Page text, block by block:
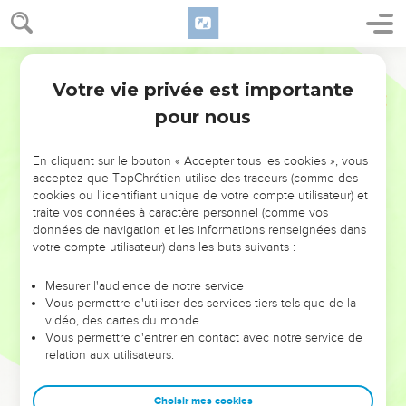
NE MANQUEZ PAS L’ÉVÉNEMENT
DE L’ANNÉE !
ET SI LEURS ERREURS POUVAIENT VOUS ÉVITER LES
VOTRES ?
leur foi ou leur vision. Mais on voit moins les doutes, les erreurs
et les saisons difficiles qu'ils ont traversés, alors même que ce
sont elles qui les ont façonnés.
Dans cette conférence, leaders, entrepreneurs, et responsables
clés pour avancer avec plus de sagesse afin que leurs erreurs
Votre vie privée est importante
pour nous
En cliquant sur le bouton « Accepter tous les cookies », vous
acceptez que TopChrétien utilise des traceurs (comme des
cookies ou l'identifiant unique de votre compte utilisateur) et
traite vos données à caractère personnel (comme vos
données de navigation et les informations renseignées dans
votre compte utilisateur) dans les buts suivants :
Mesurer l'audience de notre service
Vous permettre d'utiliser des services tiers tels que de la
vidéo, des cartes du monde…
Vous permettre d'entrer en contact avec notre service de
relation aux utilisateurs.
Choisir mes cookies